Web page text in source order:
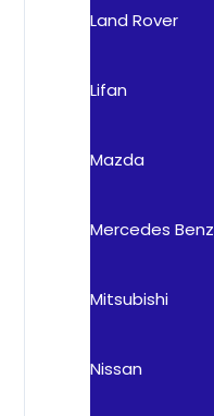
Land Rover
Lifan
Mazda
Mercedes Benz
Mitsubishi
Nissan